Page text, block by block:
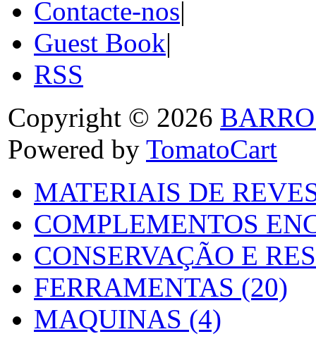
Contacte-nos|
Guest Book|
RSS
Copyright © 2026
Powered by TomatoCart
MATERIAIS DE
COMPLEMENTOS
CONSERVAÇÃO E
FERRAMENTAS (20)
MAQUINAS (4)